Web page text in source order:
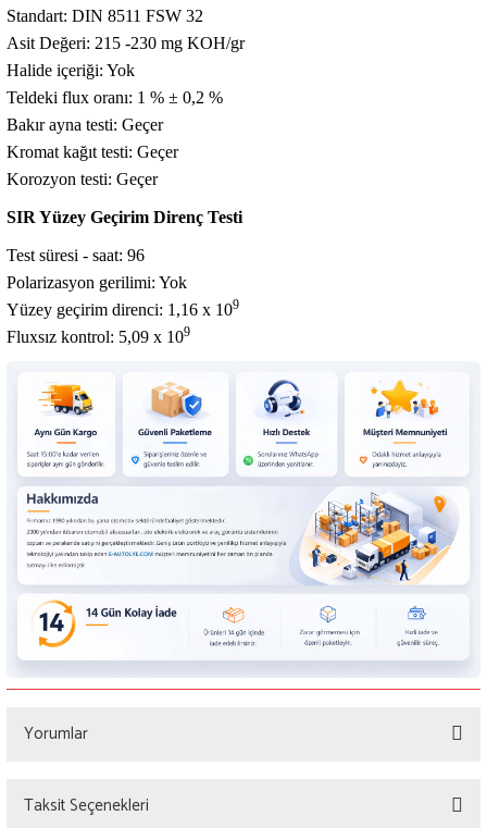
Standart: DIN 8511 FSW 32
Asit Değeri: 215 -230 mg KOH/gr
Halide içeriği: Yok
Teldeki flux oranı: 1 % ± 0,2 %
Bakır ayna testi: Geçer
Kromat kağıt testi: Geçer
Korozyon testi: Geçer
SIR Yüzey Geçirim Direnç Testi
Test süresi - saat: 96
Polarizasyon gerilimi: Yok
Yüzey geçirim direnci: 1,16 x 109
Fluxsız kontrol: 5,09 x 109
Yorumlar
Taksit Seçenekleri